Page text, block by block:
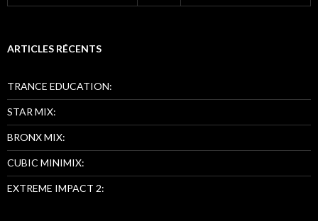
ARTICLES RÉCENTS
TRANCE EDUCATION:
STAR MIX:
BRONX MIX:
CUBIC MINIMIX:
EXTREME IMPACT 2: